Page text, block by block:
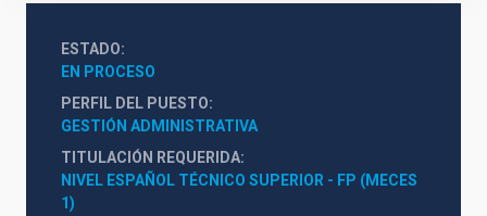
ESTADO
EN PROCESO
PERFIL DEL PUESTO
GESTIÓN ADMINISTRATIVA
TITULACIÓN REQUERIDA
NIVEL ESPAÑOL TÉCNICO SUPERIOR - FP (MECES
1)